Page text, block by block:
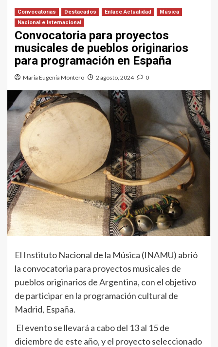
Convocatorias Destacados Enlace Actualidad
Música
Nacional e Internacional
Convocatoria para proyectos
musicales de pueblos originarios
para programación en España
Maria Eugenia Montero 2 agosto, 2024 0
El Instituto Nacional de la Música (INAMU) abrió
la convocatoria para proyectos musicales de
pueblos originarios de Argentina, con el objetivo
de participar en la programación cultural de
Madrid, España.
El evento se llevará a cabo del 13 al 15 de
diciembre de este año, y el proyecto seleccionado